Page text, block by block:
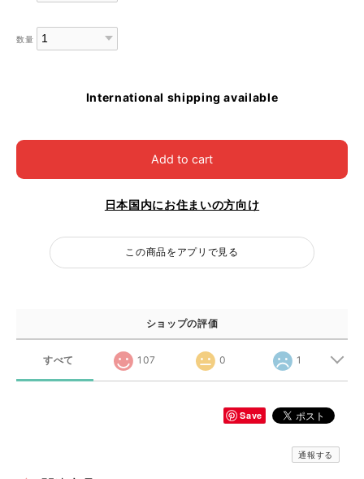
数量
International shipping available
Add to cart
日本国内にお住まいの方向け
この商品をアプリで見る
ショップの評価
すべて 107 0 1
Save
通報する